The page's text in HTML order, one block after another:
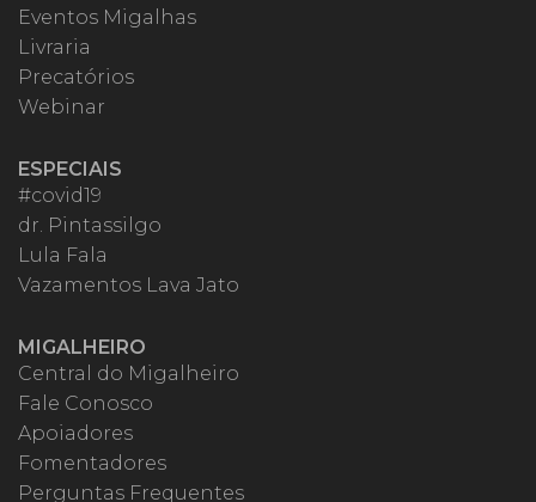
Eventos Migalhas
Livraria
Precatórios
Webinar
ESPECIAIS
#covid19
dr. Pintassilgo
Lula Fala
Vazamentos Lava Jato
MIGALHEIRO
Central do Migalheiro
Fale Conosco
Apoiadores
Fomentadores
Perguntas Frequentes